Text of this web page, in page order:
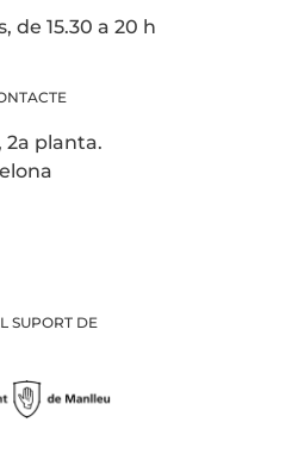
de 15.30 a 20 h
2a planta.
SUPORT DE